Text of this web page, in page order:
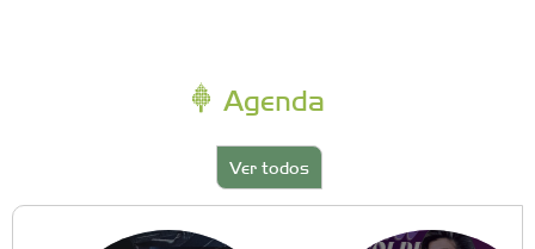
Agenda
Ver todos